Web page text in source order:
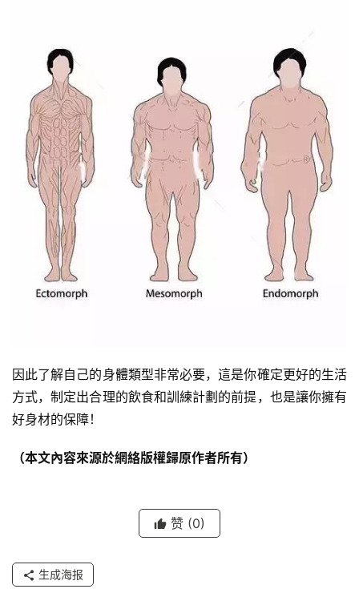
因此了解自己的身體類型非常必要，這是你確定更好的生活
方式，制定出合理的飲食和訓練計劃的前提，也是讓你擁有
好身材的保障！
（本文內容來源於網絡版權歸原作者所有）
赞 (0)
生成海报